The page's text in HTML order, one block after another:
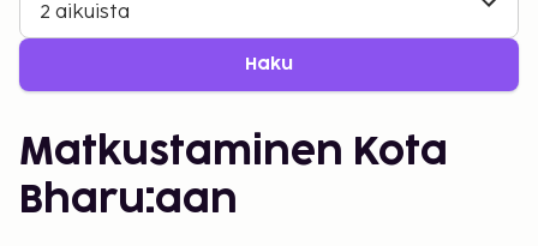
2 aikuista
Haku
Matkustaminen Kota
Bharu:aan